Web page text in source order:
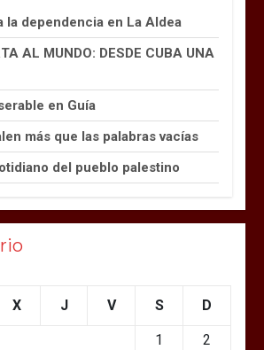
la dependencia en La Aldea
AL MUNDO: DESDE CUBA UNA
en Guía
más que las palabras vacías
del pueblo palestino
X J V S D
1
2